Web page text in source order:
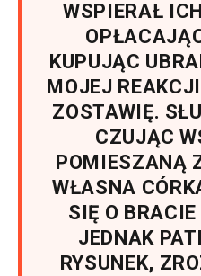
WSPIERAŁ
KUPUJĄC
MOJEJ
ZOSTAWIĘ.
CZUJĄC
POMIESZANĄ
WŁASNA
SIĘ O
JEDNAK
RYSUNEK,